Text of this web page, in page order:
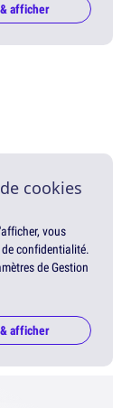
afficher
cookies
vous
confidentialité.
de Gestion
afficher